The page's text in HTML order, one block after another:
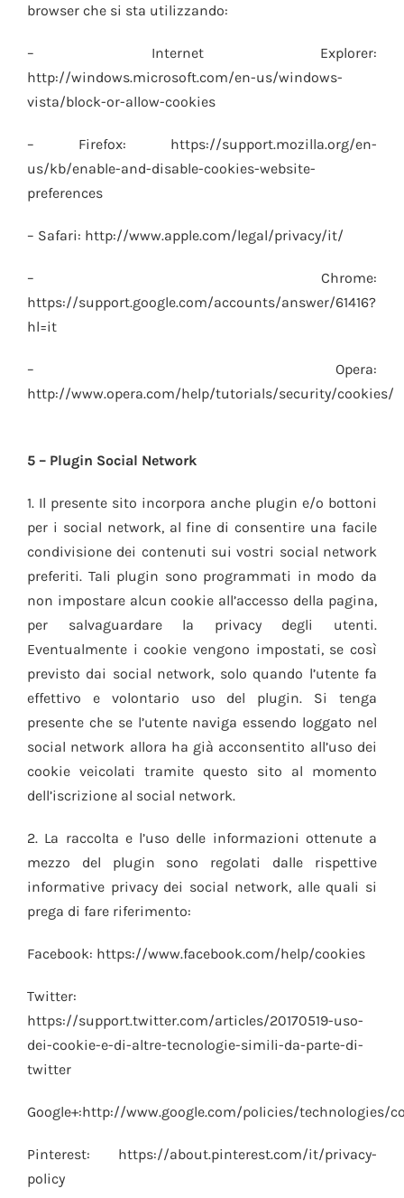
browser che si sta utilizzando:
– Internet Explorer:
http://windows.microsoft.com/en-us/windows-
vista/block-or-allow-cookies
– Firefox: https://support.mozilla.org/en-
us/kb/enable-and-disable-cookies-website-
preferences
– Safari: http://www.apple.com/legal/privacy/it/
– Chrome:
https://support.google.com/accounts/answer/61416?
hl=it
– Opera:
http://www.opera.com/help/tutorials/security/cookies/
5 – Plugin Social Network
1. Il presente sito incorpora anche plugin e/o bottoni
per i social network, al fine di consentire una facile
condivisione dei contenuti sui vostri social network
preferiti. Tali plugin sono programmati in modo da
non impostare alcun cookie all’accesso della pagina,
per salvaguardare la privacy degli utenti.
Eventualmente i cookie vengono impostati, se così
previsto dai social network, solo quando l’utente fa
effettivo e volontario uso del plugin. Si tenga
presente che se l’utente naviga essendo loggato nel
social network allora ha già acconsentito all’uso dei
cookie veicolati tramite questo sito al momento
dell’iscrizione al social network.
2. La raccolta e l’uso delle informazioni ottenute a
mezzo del plugin sono regolati dalle rispettive
informative privacy dei social network, alle quali si
prega di fare riferimento:
Facebook: https://www.facebook.com/help/cookies
Twitter:
https://support.twitter.com/articles/20170519-uso-
dei-cookie-e-di-altre-tecnologie-simili-da-parte-di-
twitter
Google+:http://www.google.com/policies/technologies/
Pinterest: https://about.pinterest.com/it/privacy-
policy